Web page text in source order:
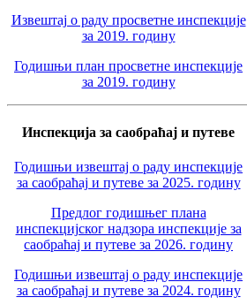
Извештај о раду просветне инспекције
за 2019. годину
Годишњи план просветне инспекције
за 2019. годину
Инспекција за саобраћај и путеве
Годишњи извештај о раду инспекције
за саобраћај и путеве за 2025. годину
Предлог годишњег плана
инспекцијског надзора инспекције за
саобраћај и путеве за 2026. годину
Годишњи извештај о раду инспекције
за саобраћај и путеве за 2024. годину